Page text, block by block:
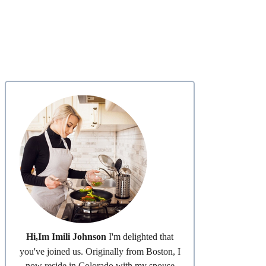
Hi,Im Imili JohnsonI'm delighted that
you've joined us. Originally from Boston, I